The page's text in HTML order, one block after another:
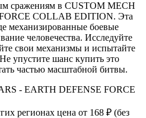
сражениям в CUSTOM MECH
COLLAB EDITION. Эта
механизированные боевые
человечества. Исследуйте
свои механизмы и испытайте
упустите шанс купить это
частью масштабной битвы.
- EARTH DEFENSE FORCE
регионах цена от 168 ₽ (без